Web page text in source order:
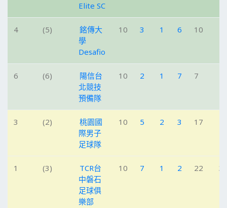
Elite SC
4 (5)
銘傳大
學
Desafio
10 3 1 6 10
6 (6)
陽信台
北競技
預備隊
10 2 1 7 7
3 (2)
桃園國
際男子
足球隊
10 5 2 3 17
1 (3)
TCR台
中磐石
足球俱
樂部
10 7 1 2 22